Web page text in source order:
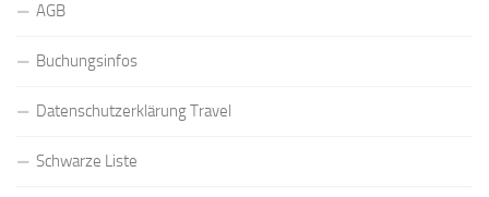
AGB
Buchungsinfos
Datenschutzerklärung Travel
Schwarze Liste